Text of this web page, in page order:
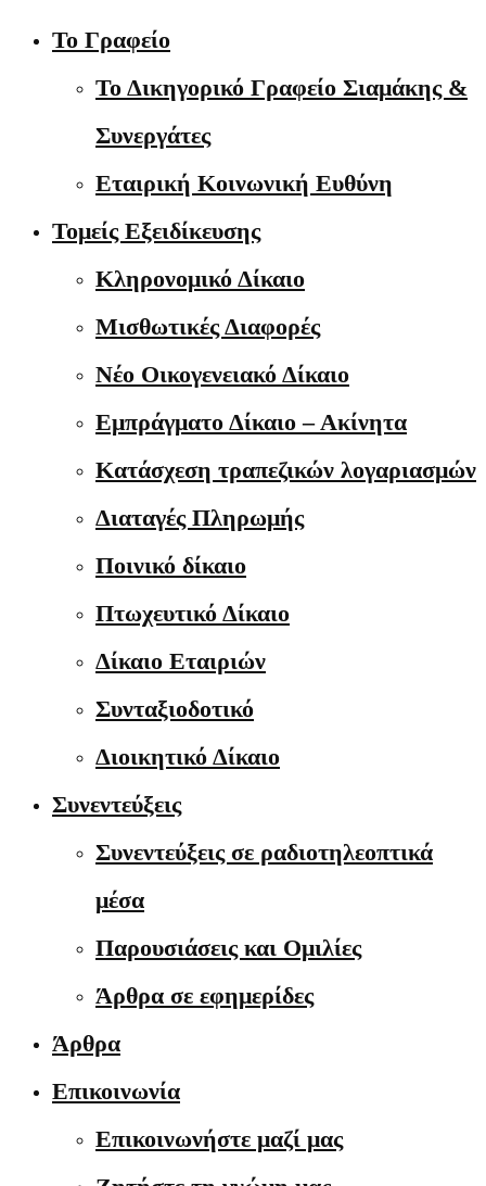
Το Γραφείο
Το Δικηγορικό Γραφείο Σιαμάκης &
Συνεργάτες
Εταιρική Κοινωνική Ευθύνη
Τομείς Εξειδίκευσης
Κληρονομικό Δίκαιο
Μισθωτικές Διαφορές
Νέο Οικογενειακό Δίκαιο
Εμπράγματο Δίκαιο – Ακίνητα
Κατάσχεση τραπεζικών λογαριασμών
Διαταγές Πληρωμής
Ποινικό δίκαιο
Πτωχευτικό Δίκαιο
Δίκαιο Εταιριών
Συνταξιοδοτικό
Διοικητικό Δίκαιο
Συνεντεύξεις
Συνεντεύξεις σε ραδιοτηλεοπτικά
μέσα
Παρουσιάσεις και Ομιλίες
Άρθρα σε εφημερίδες
Άρθρα
Επικοινωνία
Επικοινωνήστε μαζί μας